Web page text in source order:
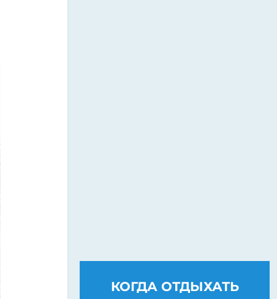
КОГДА ОТДЫХАТЬ